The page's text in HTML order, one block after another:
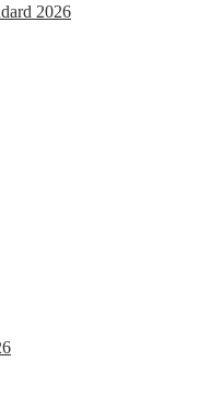
2026